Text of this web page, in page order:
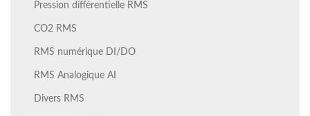
Pression différentielle RMS
CO2 RMS
RMS numérique DI/DO
RMS Analogique AI
Divers RMS